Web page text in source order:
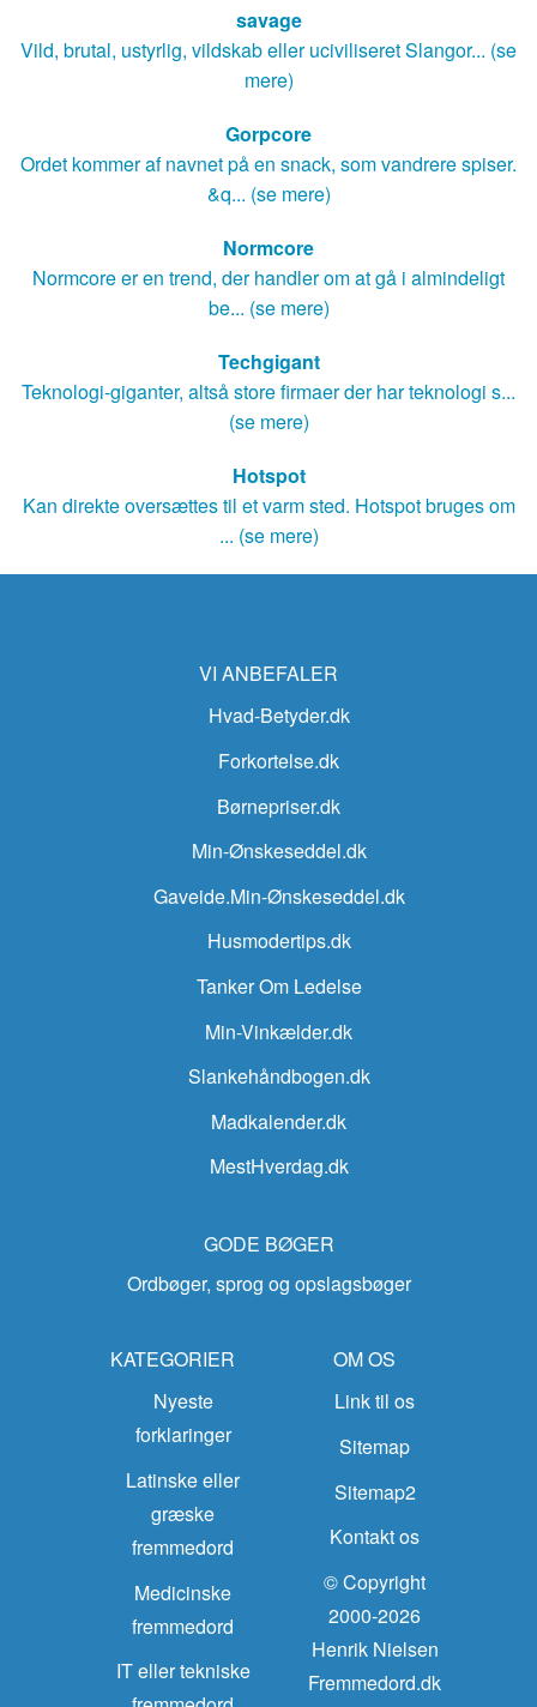
savage
Vild, brutal, ustyrlig, vildskab eller uciviliseret Slangor... (se
mere)
Gorpcore
Ordet kommer af navnet på en snack, som vandrere spiser.
&q... (se mere)
Normcore
Normcore er en trend, der handler om at gå i almindeligt
be... (se mere)
Techgigant
Teknologi-giganter, altså store firmaer der har teknologi s...
(se mere)
Hotspot
Kan direkte oversættes til et varm sted. Hotspot bruges om
... (se mere)
VI ANBEFALER
Hvad-Betyder.dk
Forkortelse.dk
Børnepriser.dk
Min-Ønskeseddel.dk
Gaveide.Min-Ønskeseddel.dk
Husmodertips.dk
Tanker Om Ledelse
Min-Vinkælder.dk
Slankehåndbogen.dk
Madkalender.dk
MestHverdag.dk
GODE BØGER
Ordbøger, sprog og opslagsbøger
KATEGORIER
Nyeste
forklaringer
Latinske eller
græske
fremmedord
Medicinske
fremmedord
IT eller tekniske
OM OS
Link til os
Sitemap
Sitemap2
Kontakt os
© Copyright
2000-2026
Henrik Nielsen
Fremmedord.dk